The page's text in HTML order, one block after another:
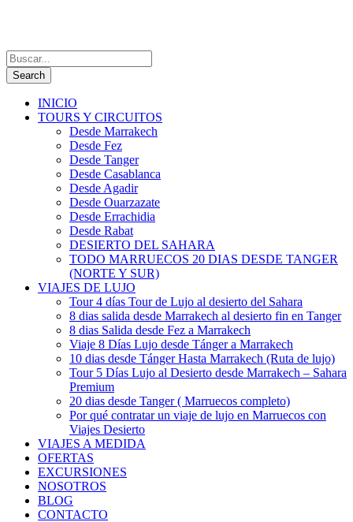
INICIO
TOURS Y CIRCUITOS
Desde Marrakech
Desde Fez
Desde Tanger
Desde Casablanca
Desde Agadir
Desde Ouarzazate
Desde Errachidia
Desde Rabat
DESIERTO DEL SAHARA
TODO MARRUECOS 20 DIAS DESDE TANGER
(NORTE Y SUR)
VIAJES DE LUJO
Tour 4 días Tour de Lujo al desierto del Sahara
8 dias salida desde Marrakech al desierto fin en Tanger
8 dias Salida desde Fez a Marrakech
Viaje 8 Días Lujo desde Tánger a Marrakech
10 dias desde Tánger Hasta Marrakech (Ruta de lujo)
Tour 5 Días Lujo al Desierto desde Marrakech – Sahara
Premium
20 dias desde Tanger ( Marruecos completo)
Por qué contratar un viaje de lujo en Marruecos con
Viajes Desierto
VIAJES A MEDIDA
OFERTAS
EXCURSIONES
NOSOTROS
BLOG
CONTACTO